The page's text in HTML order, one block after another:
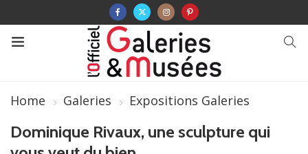
Home Galeries Expositions Galeries
Dominique Rivaux, une sculpture qui